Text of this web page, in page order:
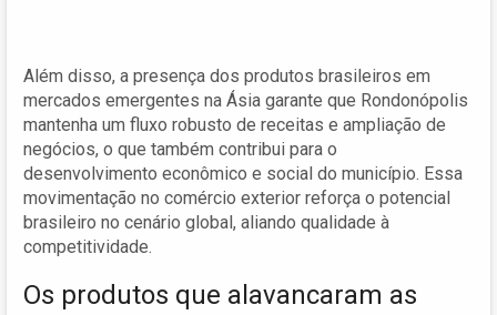
Além disso, a presença dos produtos brasileiros em
mercados emergentes na Ásia garante que Rondonópolis
mantenha um fluxo robusto de receitas e ampliação de
negócios, o que também contribui para o
desenvolvimento econômico e social do município. Essa
movimentação no comércio exterior reforça o potencial
brasileiro no cenário global, aliando qualidade à
competitividade.
Os produtos que alavancaram as